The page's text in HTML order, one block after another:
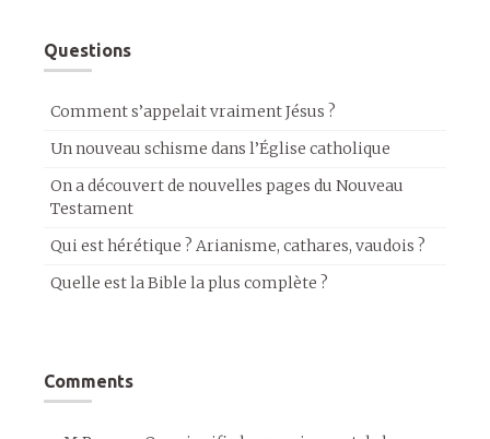
Questions
Comment s’appelait vraiment Jésus ?
Un nouveau schisme dans l’Église catholique
On a découvert de nouvelles pages du Nouveau
Testament
Qui est hérétique ? Arianisme, cathares, vaudois ?
Quelle est la Bible la plus complète ?
Comments